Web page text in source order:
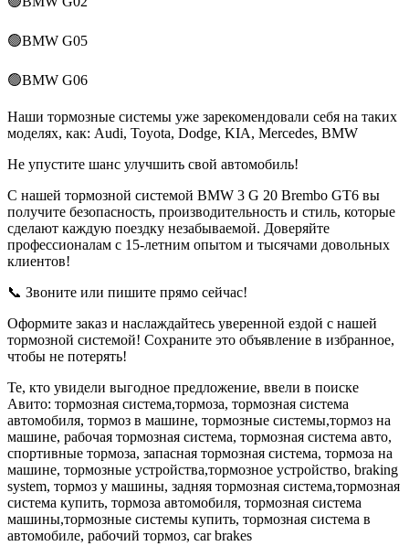
🟢BMW G05
🟢BMW G06
Наши тормозные системы уже зарекомендовали себя на таких
моделях, как: Audi, Toyota, Dodge, KIA, Mercedes, BMW
Не упустите шанс улучшить свой автомобиль!
С нашей тормозной системой BMW 3 G 20 Brembo GT6 вы
получите безопасность, производительность и стиль, которые
сделают каждую поездку незабываемой. Доверяйте
профессионалам с 15-летним опытом и тысячами довольных
клиентов!
📞 Звоните или пишите прямо сейчас!
Оформите заказ и наслаждайтесь уверенной ездой с нашей
тормозной системой! Сохраните это объявление в избранное,
чтобы не потерять!
Те, кто увидели выгодное предложение, ввели в поиске
Авито: тормозная система,тормоза, тормозная система
автомобиля, тормоз в машине, тормозные системы,тормоз на
машине, рабочая тормозная система, тормозная система авто,
спортивные тормоза, запасная тормозная система, тормоза на
машине, тормозные устройства,тормозное устройство, braking
system, тормоз у машины, задняя тормозная система,тормозная
система купить, тормоза автомобиля, тормозная система
машины,тормозные системы купить, тормозная система в
автомобиле, рабочий тормоз, car brakes